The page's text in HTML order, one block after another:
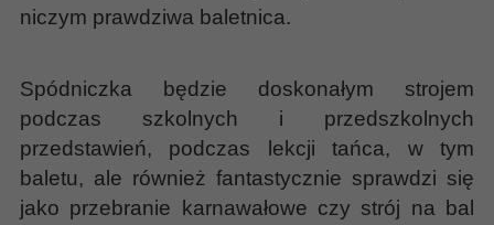
niczym prawdziwa baletnica.
Spódniczka będzie doskonałym strojem
podczas szkolnych i przedszkolnych
przedstawień, podczas lekcji tańca, w tym
baletu, ale również fantastycznie sprawdzi się
jako przebranie karnawałowe czy strój na bal